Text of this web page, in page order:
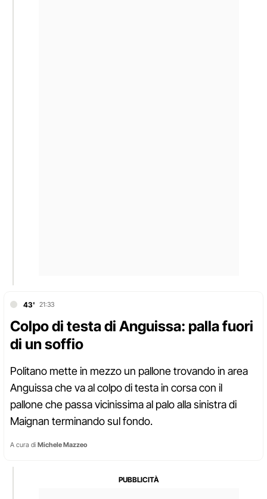
43' 21:33
Colpo di testa di Anguissa: palla fuori
di un soffio
Politano mette in mezzo un pallone trovando in area
Anguissa che va al colpo di testa in corsa con il
pallone che passa vicinissima al palo alla sinistra di
Maignan terminando sul fondo.
A cura di Michele Mazzeo